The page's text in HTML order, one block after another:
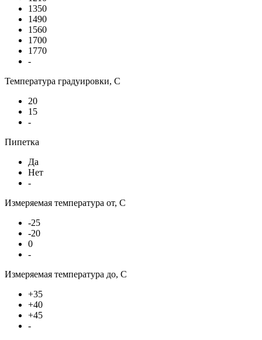
1350
1490
1560
1700
1770
-
Температура градуировки, С
20
15
-
Пипетка
Да
Нет
-
Измеряемая температура от, С
-25
-20
0
-
Измеряемая температура до, С
+35
+40
+45
-